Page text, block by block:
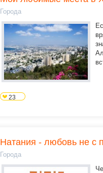
Города
23
Натания - любовь не с
Города